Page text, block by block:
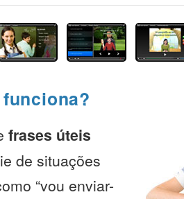
frases úteis
de situações
“vou enviar-